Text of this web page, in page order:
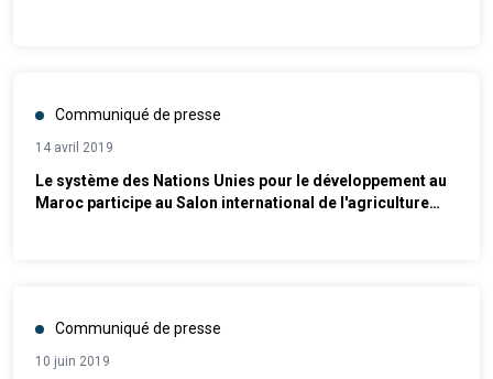
Communiqué de presse
14 avril 2019
Le système des Nations Unies pour le développement au
Maroc participe au Salon international de l'agriculture
Communiqué de presse
10 juin 2019